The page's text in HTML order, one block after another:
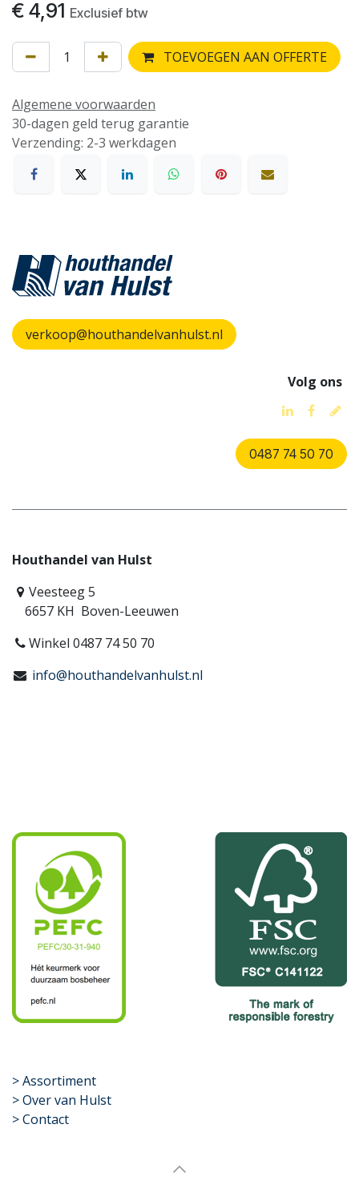
€ 4,91 Exclusief btw
TOEVOEGEN AAN OFFERTE
Algemene voorwaarden
30-dagen geld terug garantie
Verzending: 2-3 werkdagen
verkoop@houthandelvanhulst.nl
Volg ons
0487 74 50 70
Houthandel van Hulst
Veesteeg 5
6657 KH Boven-Leeuwen
Winkel 0487 74 50 70
info@houthandelvanhulst.nl
​>Assortiment
> Over van Hulst
> Contact